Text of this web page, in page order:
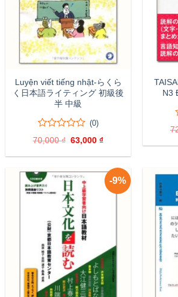
Luyện viết tiếng nhật-らくら
く日本語ライティング 初級後
半 中級
0
trên
5
0
giá
(0)
70,000₫ Giá
là:
63,000₫
tại
63,000 ₫.
N3
-9%